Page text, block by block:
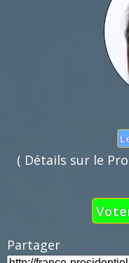
( Détails sur le